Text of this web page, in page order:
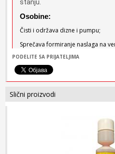
stanju.
Osobine:
Čisti i održava dizne i pumpu;
Sprečava formiranje naslaga na
Poboljšava svojstva hladnog strata;
Ponovo uspostavlja pravilan mlaz
Sprečava nepravilan rad u
ubrzavanju;
Podmazuje dizne, ventile, pumpu
Poboljšava sagorevanje i
Sprečava koroziju i pojavu rđe u
PODELITE SA PRIJATELJIMA
Slični proizvodi